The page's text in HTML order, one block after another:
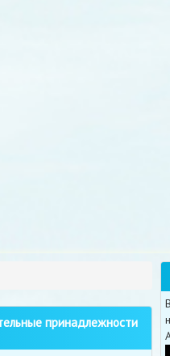
принадлежности